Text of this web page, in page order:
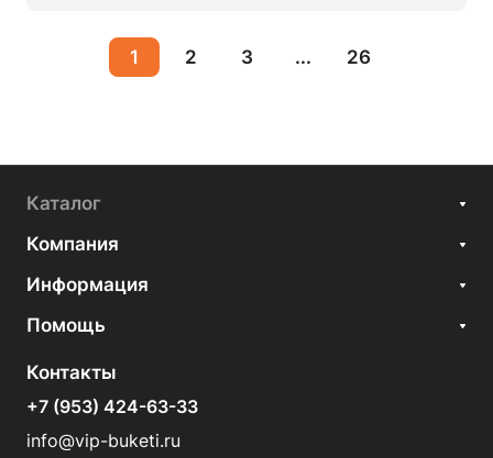
1 2 3 ... 26
Каталог
Компания
Информация
Помощь
Контакты
+7 (953) 424-63-33
info@vip-buketi.ru